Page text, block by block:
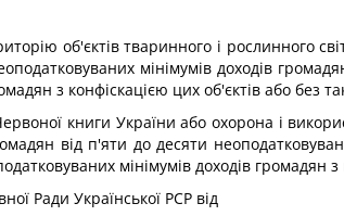
об'єктів тваринного і рослинного
мінімумів доходів
з конфіскацією цих об'єктів або без
книги України або охорона і
від п'яти до десяти
мінімумів доходів громадян
Ради Української PCP від